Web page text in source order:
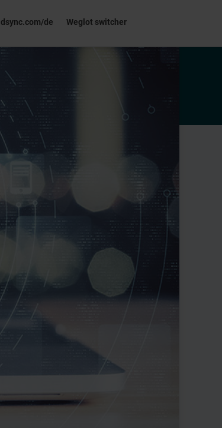
de Weglot switcher